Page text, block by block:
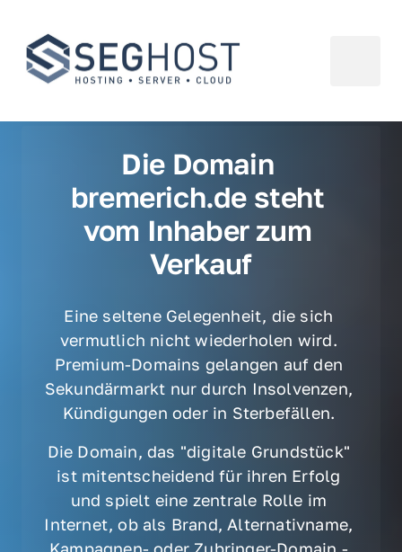
Die Domain
bremerich.de steht
vom Inhaber zum
Verkauf
Eine seltene Gelegenheit, die sich
vermutlich nicht wiederholen wird.
Premium-Domains gelangen auf den
Sekundärmarkt nur durch Insolvenzen,
Kündigungen oder in Sterbefällen.
Die Domain, das "digitale Grundstück"
ist mitentscheidend für ihren Erfolg
und spielt eine zentrale Rolle im
Internet, ob als Brand, Alternativname,